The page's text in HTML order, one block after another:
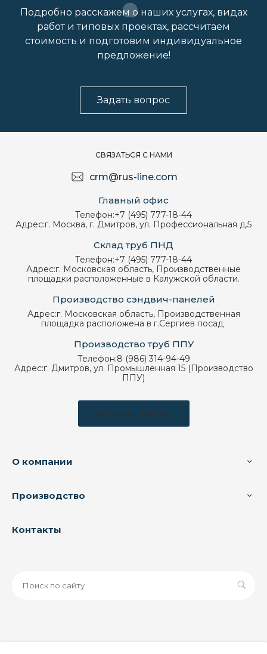
Подробно расскажем о наших услугах, видах
работ и типовых проектах, рассчитаем
стоимость и подготовим индивидуальное
предложение!
Задать вопрос
СВЯЗАТЬСЯ С НАМИ
crm@rus-line.com
Главный офис
Телефон:+7 (495) 777-18-44
Адрес:г. Москва, г. Дмитров, ул. Профессиональная д.5
Склад труб ПНД
Телефон:+7 (495) 777-18-44
Адрес:г. Московская область, Производственные
площадки расположенные в Калужской области.
Производство сэндвич-панелей
Адрес:г. Московская область, Производственная
площадка расположена в г.Сергиев посад
Производство труб ППУ
Телефон:8 (986) 314-94-49
Адрес:г. Дмитров, ул. Промышленная 15 (Производство
ППУ)
Заказать звонок
О компании
Производство
Контакты